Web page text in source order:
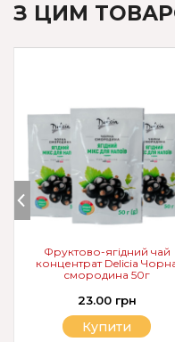
З ЦИМ
Фруктово-ягідний чай
концентрат Delicia
смородина 50г
23.00 грн
Купити